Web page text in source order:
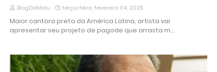
BlogDaMalu terça-feira, fevereiro 04, 2025
Maior cantora preta da América Latina, artista vai
apresentar seu projeto de pagode que arrasta m…